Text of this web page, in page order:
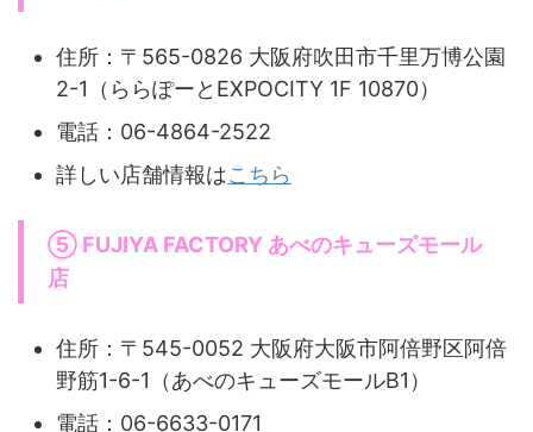
住所：〒565-0826 大阪府吹田市千里万博公園
2-1（ららぽーとEXPOCITY 1F 10870）
電話：06-4864-2522
詳しい店舗情報はこちら
⑤ FUJIYA FACTORY あべのキューズモール
店
住所：〒545-0052 大阪府大阪市阿倍野区阿倍
野筋1-6-1（あべのキューズモールB1）
電話：06-6633-0171